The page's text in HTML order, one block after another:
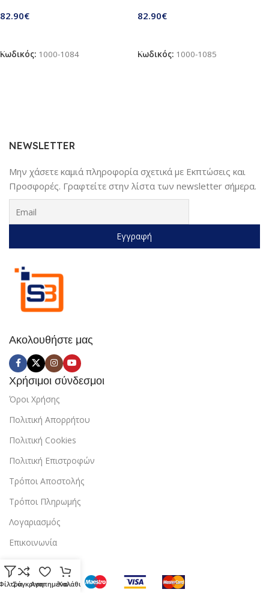
82.90€
Κωδικός: 1000-1084
82.90€
Κωδικός: 1000-1085
Ακολουθήστε μας
Χρήσιμοι σύνδεσμοι
Όροι Χρήσης
Πολιτική Απορρήτου
Πολιτική Cookies
Πολιτική Επιστροφών
Τρόποι Αποστολής
Τρόποι Πληρωμής
Λογαριασμός
Επικοινωνία
NEWSLETTER
Μην χάσετε καμιά πληροφορία σχετικά με Εκπτώσεις και
Προσφορές. Γραφτείτε στην λίστα των newsletter σήμερα.
ΣύγκρισηΑγαπημέναΚαλάθι